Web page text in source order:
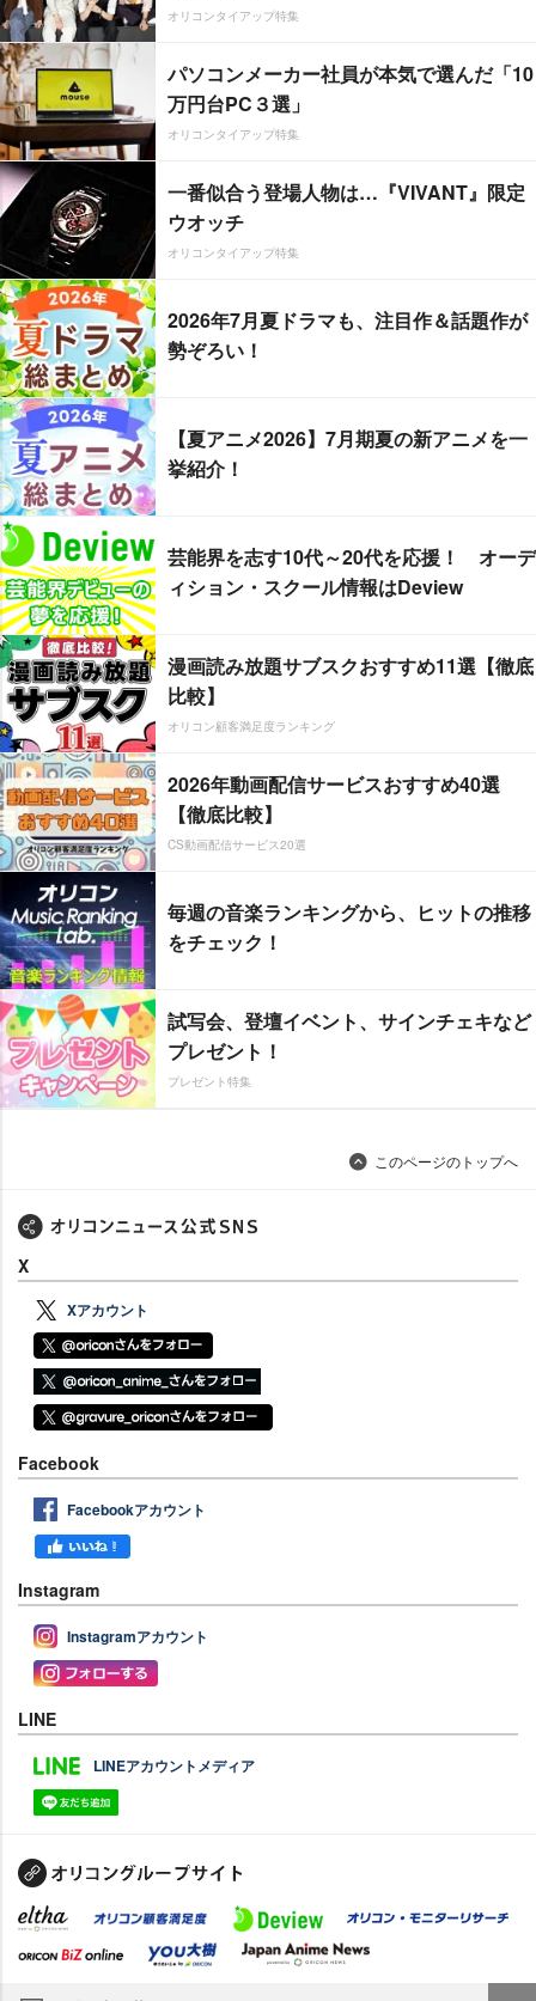
オリコンタイアップ特集
パソコンメーカー社員が本気で選んだ「10
万円台PC３選」
オリコンタイアップ特集
一番似合う登場人物は…『VIVANT』限定
ウオッチ
オリコンタイアップ特集
2026年7月夏ドラマも、注目作＆話題作が
勢ぞろい！
【夏アニメ2026】7月期夏の新アニメを一
挙紹介！
芸能界を志す10代～20代を応援！ オーデ
ィション・スクール情報はDeview
漫画読み放題サブスクおすすめ11選【徹底
比較】
オリコン顧客満足度ランキング
2026年動画配信サービスおすすめ40選
【徹底比較】
CS動画配信サービス20選
毎週の音楽ランキングから、ヒットの推移
をチェック！
試写会、登壇イベント、サインチェキなど
プレゼント！
プレゼント特集
このページのトップへ
X
Xアカウント
Facebook
Facebookアカウント
Instagram
Instagramアカウント
LINE
LINEアカウントメディア